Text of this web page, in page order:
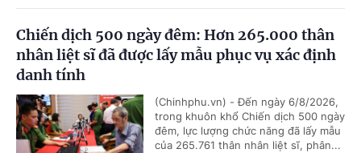
Chiến dịch 500 ngày đêm: Hơn 265.000 thân
nhân liệt sĩ đã được lấy mẫu phục vụ xác định
danh tính
(Chinhphu.vn) - Đến ngày 6/8/2026,
trong khuôn khổ Chiến dịch 500 ngày
đêm, lực lượng chức năng đã lấy mẫu
của 265.761 thân nhân liệt sĩ, phân...